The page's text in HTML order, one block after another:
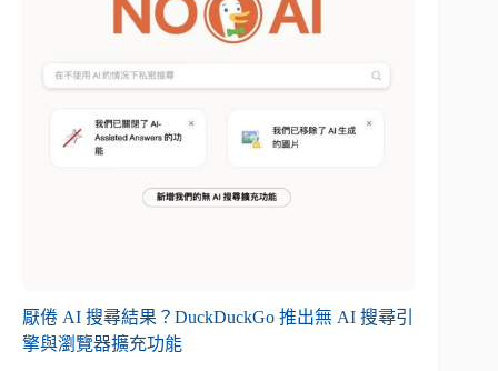
厭倦 AI 搜尋結果？DuckDuckGo 推出無 AI 搜尋引
擎與瀏覽器擴充功能